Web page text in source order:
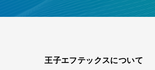
王子エフテックスについて